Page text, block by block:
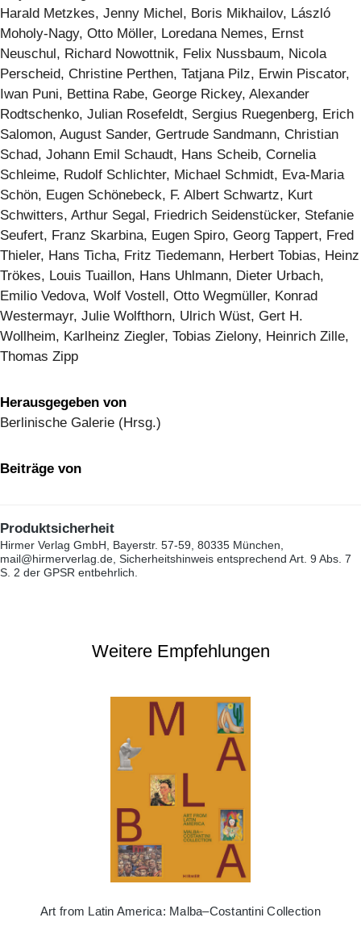
Harald Metzkes, Jenny Michel, Boris Mikhailov, László
Moholy-Nagy, Otto Möller, Loredana Nemes, Ernst
Neuschul, Richard Nowottnik, Felix Nussbaum, Nicola
Perscheid, Christine Perthen, Tatjana Pilz, Erwin Piscator,
Iwan Puni, Bettina Rabe, George Rickey, Alexander
Rodtschenko, Julian Rosefeldt, Sergius Ruegenberg, Erich
Salomon, August Sander, Gertrude Sandmann, Christian
Schad, Johann Emil Schaudt, Hans Scheib, Cornelia
Schleime, Rudolf Schlichter, Michael Schmidt, Eva-Maria
Schön, Eugen Schönebeck, F. Albert Schwartz, Kurt
Schwitters, Arthur Segal, Friedrich Seidenstücker, Stefanie
Seufert, Franz Skarbina, Eugen Spiro, Georg Tappert, Fred
Thieler, Hans Ticha, Fritz Tiedemann, Herbert Tobias, Heinz
Trökes, Louis Tuaillon, Hans Uhlmann, Dieter Urbach,
Emilio Vedova, Wolf Vostell, Otto Wegmüller, Konrad
Westermayr, Julie Wolfthorn, Ulrich Wüst, Gert H.
Wollheim, Karlheinz Ziegler, Tobias Zielony, Heinrich Zille,
Thomas Zipp
Herausgegeben von
Berlinische Galerie (Hrsg.)
Beiträge von
Produktsicherheit
Hirmer Verlag GmbH, Bayerstr. 57-59, 80335 München,
mail@hirmerverlag.de, Sicherheitshinweis entsprechend Art. 9 Abs. 7
S. 2 der GPSR entbehrlich.
Weitere Empfehlungen
Art from Latin America: Malba–Costantini Collection